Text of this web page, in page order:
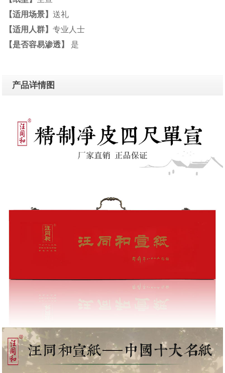
【适用场景】 送礼
【适用人群】 专业人士
【是否容易渗透】
是
产品详情图